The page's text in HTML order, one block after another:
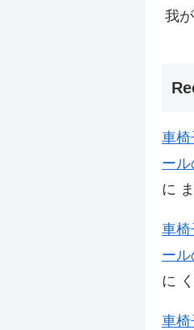
我
車椅
ー
に
車椅
ー
に
車椅